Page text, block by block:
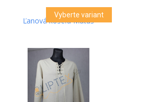
Ľanová košeľa Matúš
Vyberte variant